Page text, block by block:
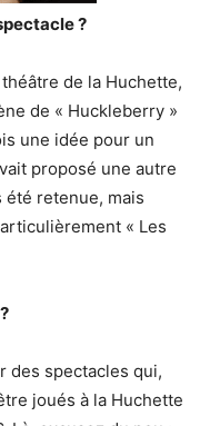
?
de la Huchette,
de « Huckleberry »
une idée pour un
proposé une autre
été retenue, mais
« Les
des spectacles qui,
joués à la Huchette